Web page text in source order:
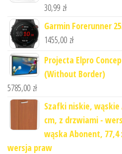
30,99 zł
Garmin Forerunner
1455,00 zł
Projecta Elpro
(Without Border)
5785,00 zł
Szafki niskie, wąskie
cm, z drzwiami -
wąska Abonent, 77,4
wersja praw